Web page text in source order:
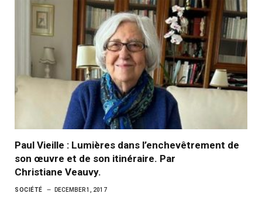
Paul Vieille : Lumières dans l’enchevêtrement de
son œuvre et de son itinéraire. Par
Christiane Veauvy.
SOCIÉTÉ DECEMBER 1, 2017